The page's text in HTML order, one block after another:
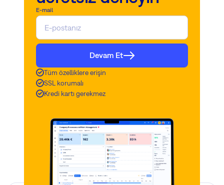
E-mail
Devam Et
Tüm özelliklere erişin
SSL korumalı
Kredi kartı gerekmez